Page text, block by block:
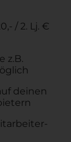
/ 2. Lj. €
z.B.
deinen